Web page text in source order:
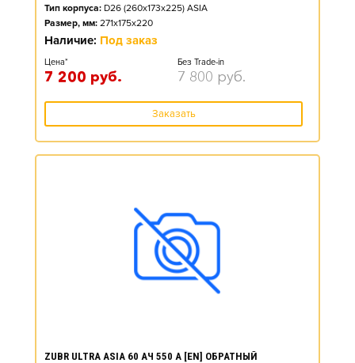
Тип корпуса: D26 (260x173x225) ASIA
Размер, мм: 271x175x220
Наличие: Под заказ
Цена*
7 200 руб.
Без Trade-in
7 800 руб.
Заказать
ZUBR ULTRA ASIA 60 АЧ 550 А [EN] ОБРАТНЫЙ